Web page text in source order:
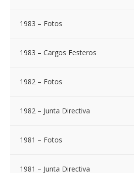
1983 – Fotos
1983 – Cargos Festeros
1982 – Fotos
1982 – Junta Directiva
1981 – Fotos
1981 – Junta Directiva